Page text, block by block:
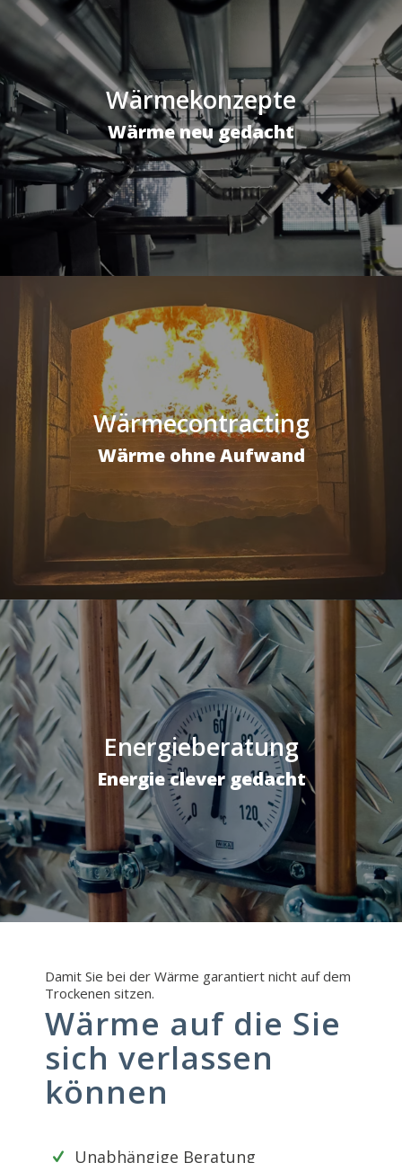
Wärmekonzepte
Wärme neu gedacht
Wärmecontracting
Wärme ohne Aufwand
Energieberatung
Energie clever gedacht
Damit Sie bei der Wärme garantiert nicht auf dem
Trockenen sitzen.
Wärme auf die Sie
sich verlassen
können
Unabhängige Beratung